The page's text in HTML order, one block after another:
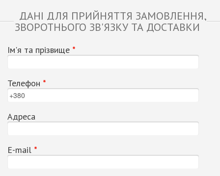
ДАНІ ДЛЯ ПРИЙНЯТТЯ ЗАМОВЛЕННЯ,
ЗВОРОТНЬОГО ЗВ'ЯЗКУ ТА ДОСТАВКИ
Ім'я та прізвище *
Телефон *
Адреса
Е-mail *